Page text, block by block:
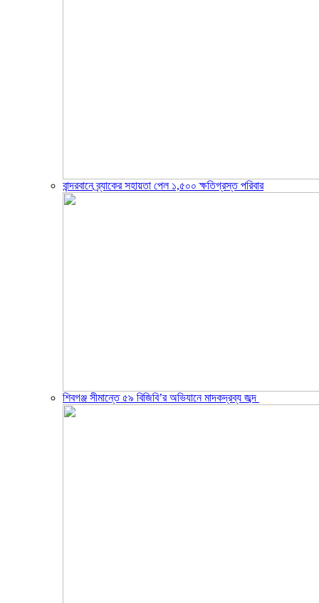
বান্দরবানে ব্র্যাকের সহায়তা পেল ১,৫০০ ক্ষতিগ্রস্ত পরিবার
শিবগঞ্জ সীমান্তে ৫৯ বিজিবি’র অভিযানে মাদকদ্রব্য জব্দ ​